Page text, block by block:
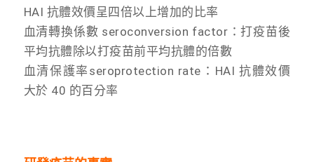
HAI 抗體效價呈四倍以上增加的比率
血清轉換係數 seroconversion factor：打疫苗後
平均抗體除以打疫苗前平均抗體的倍數
血清保護率seroprotection rate：HAI 抗體效價
大於 40 的百分率